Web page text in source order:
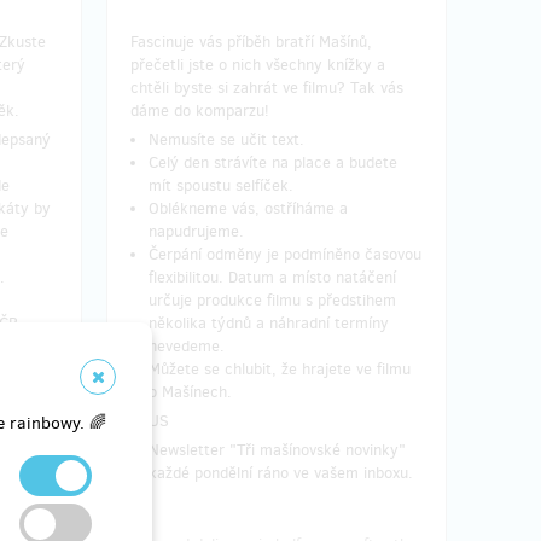
rainbowy. 🌈
by
Fascinuje vás příběh bratří Mašínů,
přečetli jste o nich všechny knížky a
chtěli byste si zahrát ve filmu? Tak vás
dáme do komparzu!
Nemusíte se učit text.
Celý den strávíte na place a budete
mít spoustu selfíček.
Oblékneme vás, ostříháme a
napudrujeme.
Čerpání odměny je podmíněno časovou
flexibilitou. Datum a místo natáčení
určuje produkce filmu s předstihem
několika týdnů a náhradní termíny
nevedeme.
Můžete se chlubit, že hrajete ve filmu
o Mašínech.
PLUS​
Newsletter "Tři mašínovské novinky"
každé pondělní ráno ve vašem inboxu.